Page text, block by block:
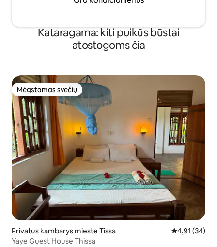
Kataragama: kiti puikūs būstai
atostogoms čia
Mėgstamas svečių
Mėgstamas svečių
Privatus kambarys mieste Tissa Vidutinis
4,91 (34)
Yaye Guest House Thissa